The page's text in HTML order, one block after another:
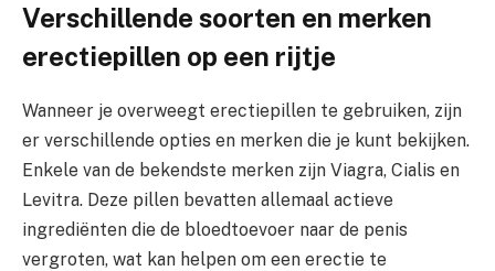
Verschillende soorten en merken
erectiepillen op een rijtje
Wanneer je overweegt erectiepillen te gebruiken, zijn
er verschillende opties en merken die je kunt bekijken.
Enkele van de bekendste merken zijn Viagra, Cialis en
Levitra. Deze pillen bevatten allemaal actieve
ingrediënten die de bloedtoevoer naar de penis
vergroten, wat kan helpen om een erectie te